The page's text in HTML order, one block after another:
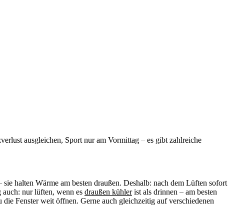
ausgleichen, Sport nur am Vormittag – es gibt zahlreiche
sie halten Wärme am besten draußen. Deshalb: nach dem Lüften sofort
nur lüften, wenn es draußen kühlerist als drinnen – am besten
Fenster weit öffnen. Gerne auch gleichzeitig auf verschiedenen